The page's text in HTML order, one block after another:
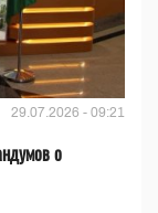
29.07.2026 - 09:21
о